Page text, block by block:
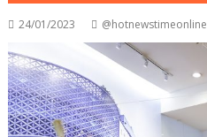
24/01/2023 @hotnewstimeonline